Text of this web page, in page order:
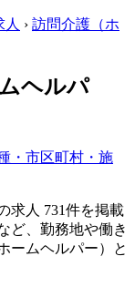
› 訪問介護（ホ
ヘルパ
・市区町村・施
求人 731件を掲載
ど、勤務地や働き
ームヘルパー）と